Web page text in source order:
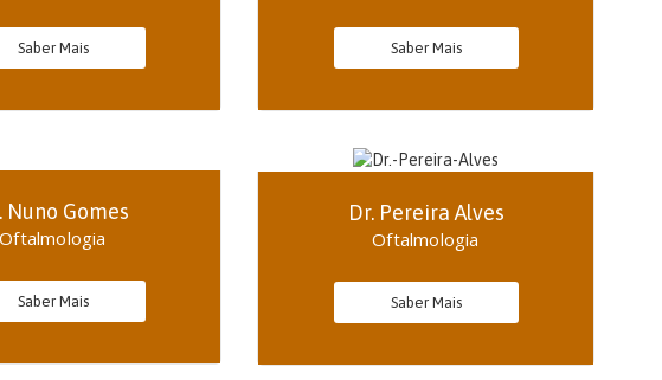
Saber Mais Saber Mais
Nuno Gomes
Oftalmologia
Saber Mais
Dr. Pereira Alves
Oftalmologia
Saber Mais